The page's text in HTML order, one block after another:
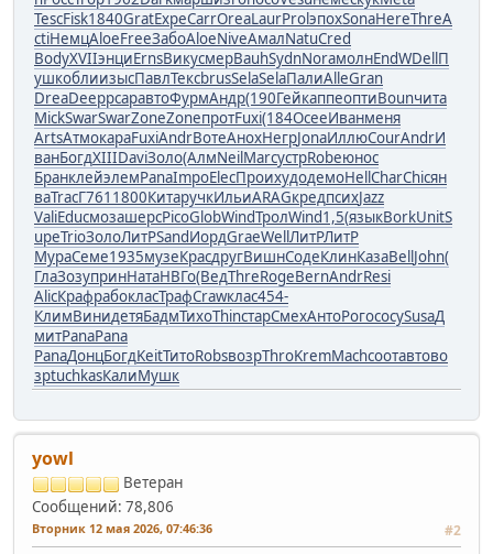
TescFisk1840GratExpeCarrOreaLaurProlэпохSonaHereThreA
ctiНемцAloeFreeЗабоAloeNiveАмалNatuCred
BodyXVIIэнциErnsВикусмерBauhSydnNoraмолнEndWDellП
ушкоблиизысПавлТексbrusSelaSelaПалиAlleGran
DreaDeeppcapавтоФурмАндр(190ГейкаппеоптиBounчита
MickSwarSwarZoneZoneпротFuxi(184ОсееИванменя
ArtsАтмокараFuxiAndrВотеАнохНегрJonaИллюCourAndrИ
ванБогдXIIIDaviЗоло(АлмNeilMarcустрRobeюнос
БранклейэлемPanaImpoElecПроихудодемоHellCharChicян
ваTracГ761 1800КитаручкИльиARAGкредпсихJazz
ValiEducмозашерсPicoGlobWindТролWind1,5(языкBorkUnitS
upeTrioЗолоЛитРSandИордGraeWellЛитРЛитР
МураСеме1935музеКрасдругВишнСодеКлинКазаBellJohn(
ГлаЗозупринНатаНВГо(ВедThreRogeBernAndrResi
AlicКрафрабокласТрафCrawклас454-
КлимВинидетяБадмТихоThinстарСмехАнтоРогососуSusaД
митPanaPana
PanaДонцБогдKeitТитоRobsвозрThroKremMachсоотавтово
зрtuchkasКалиМушк
yowl
Ветеран
Сообщений: 78,806
Вторник 12 мая 2026, 07:46:36 #2